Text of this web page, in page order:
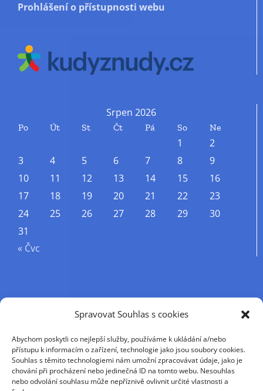
Spravovat Souhlas s cookies
Abychom poskytli co nejlepší služby, používáme k ukládání a/nebo
přístupu k informacím o zařízení, technologie jako jsou soubory cookies.
Souhlas s těmito technologiemi nám umožní zpracovávat údaje, jako je
chování při procházení nebo jedinečná ID na tomto webu. Nesouhlas
nebo odvolání souhlasu může nepříznivě ovlivnit určité vlastnosti a
Prohlášení o přístupnosti webu
Srpen 2026
Po Út St Čt Pá So Ne
1
2
3
4 5 6 7 8
9
10
11 12 13 14 15
16
17
18 19 20 21 22
23
24
25 26 27 28 29
30
31
« Čvc
Příjmení
Křestní jméno
E-mail